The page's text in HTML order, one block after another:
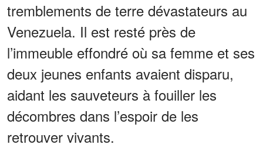
tremblements de terre dévastateurs au
Venezuela. Il est resté près de
l’immeuble effondré où sa femme et ses
deux jeunes enfants avaient disparu,
aidant les sauveteurs à fouiller les
décombres dans l’espoir de les
retrouver vivants.